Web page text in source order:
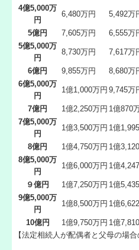
4億5,000万
円
6,480万円 5,492万
5億円 7,605万円 6,555万
5億5,000万
円
8,730万円 7,617万
6億円 9,855万円 8,680万
6億5,000万
円
1億1,000万円 9,745万
7億円 1億2,250万円 1億870
7億5,000万
円
1億3,500万円 1億
8億円 1億4,750万円 1億
8億5,000万
円
1億6,000万円 1億
９億円 1億7,250万円 1億
9億5,000万
円
1億8,500万円 1億
10億円 1億9,750万円 1億
【法定相続人が配偶者と父母の場合